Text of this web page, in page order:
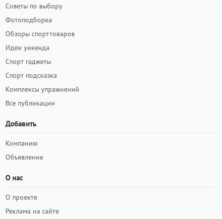
Советы по выбору
Фотоподборка
Обзоры спорттоваров
Идеи уикенда
Спорт гаджеты
Спорт подсказка
Комплексы упражнений
Все публикации
Добавить
Компанию
Объявление
О нас
О проекте
Реклама на сайте